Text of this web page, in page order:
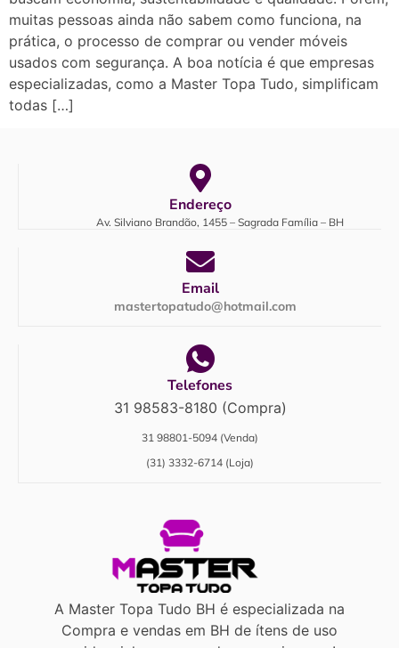
muitas pessoas ainda não sabem como funciona, na
prática, o processo de comprar ou vender móveis
usados com segurança. A boa notícia é que empresas
especializadas, como a Master Topa Tudo, simplificam
todas […]
Endereço
Av. Silviano Brandão, 1455 – Sagrada Família – BH
Email
mastertopatudo@hotmail.com
Telefones
31 98583-8180 (Compra)
31 98801-5094 (Venda)
(31) 3332-6714 (Loja)
A Master Topa Tudo BH é especializada na
Compra e vendas em BH de ítens de uso